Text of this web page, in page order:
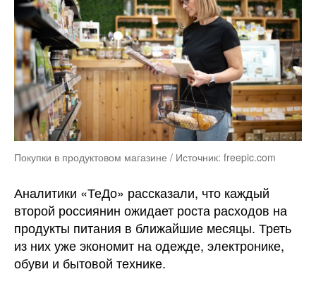
Покупки в продуктовом магазине / Источник: freepic.com
Аналитики «ТеДо» рассказали, что каждый
второй россиянин ожидает роста расходов на
продукты питания в ближайшие месяцы. Треть
из них уже экономит на одежде, электронике,
обуви и бытовой технике.